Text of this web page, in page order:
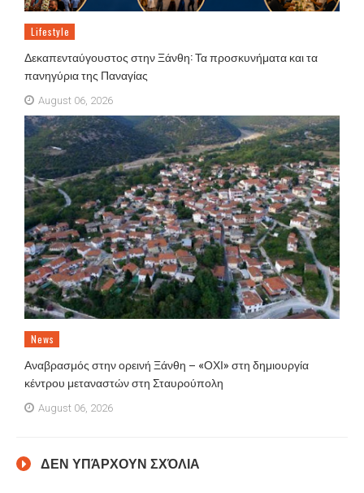
Lifestyle
Δεκαπενταύγουστος στην Ξάνθη: Τα προσκυνήματα και τα
πανηγύρια της Παναγίας
August 06, 2026
News
Αναβρασμός στην ορεινή Ξάνθη – «ΟΧΙ» στη δημιουργία
κέντρου μεταναστών στη Σταυρούπολη
August 06, 2026
ΔΕΝ ΥΠΆΡΧΟΥΝ ΣΧΌΛΙΑ